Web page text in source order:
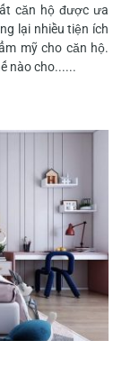
căn hộ được ưa
lại nhiều tiện ích
mỹ cho căn hộ.
nào cho......